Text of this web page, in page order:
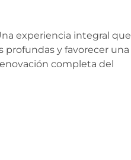
experiencia integral que
profundas y favorecer una
completa del